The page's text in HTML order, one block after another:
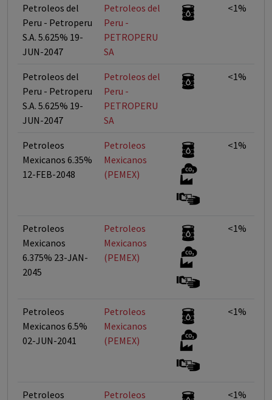
Petroleos del
Peru - Petroperu
S.A. 5.625% 19-
JUN-2047
Petroleos del
Peru -
PETROPERU
SA
<1%
Petroleos del
Peru - Petroperu
S.A. 5.625% 19-
JUN-2047
Petroleos del
Peru -
PETROPERU
SA
<1%
Petroleos
Mexicanos 6.35%
12-FEB-2048
Petroleos
Mexicanos
(PEMEX)
<1%
Petroleos
Mexicanos
6.375% 23-JAN-
2045
Petroleos
Mexicanos
(PEMEX)
<1%
Petroleos
Mexicanos 6.5%
02-JUN-2041
Petroleos
Mexicanos
(PEMEX)
<1%
Petroleos
Petroleos
<1%